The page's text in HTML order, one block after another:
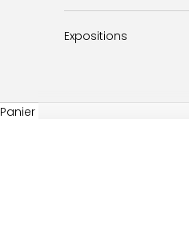
Expositions
Panier